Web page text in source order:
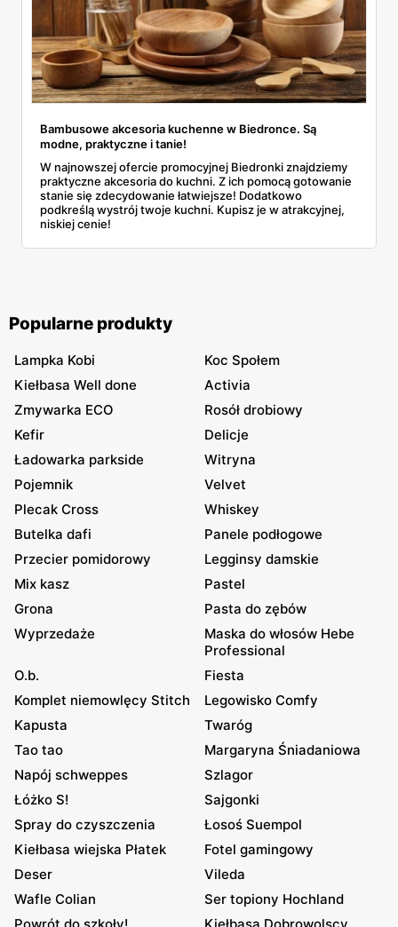
Bambusowe akcesoria kuchenne w Biedronce. Są
modne, praktyczne i tanie!
W najnowszej ofercie promocyjnej Biedronki znajdziemy
praktyczne akcesoria do kuchni. Z ich pomocą gotowanie
stanie się zdecydowanie łatwiejsze! Dodatkowo
podkreślą wystrój twoje kuchni. Kupisz je w atrakcyjnej,
niskiej cenie!
Popularne produkty
Lampka Kobi
Koc Społem
Kiełbasa Well done
Activia
Zmywarka ECO
Rosół drobiowy
Kefir
Delicje
Ładowarka parkside
Witryna
Pojemnik
Velvet
Plecak Cross
Whiskey
Butelka dafi
Panele podłogowe
Przecier pomidorowy
Legginsy damskie
Mix kasz
Pastel
Grona
Pasta do zębów
Wyprzedaże
Maska do włosów Hebe
Professional
O.b.
Fiesta
Komplet niemowlęcy Stitch
Legowisko Comfy
Kapusta
Twaróg
Tao tao
Margaryna Śniadaniowa
Napój schweppes
Szlagor
Łóżko S!
Sajgonki
Spray do czyszczenia
Łosoś Suempol
Kiełbasa wiejska Płatek
Fotel gamingowy
Deser
Vileda
Wafle Colian
Ser topiony Hochland